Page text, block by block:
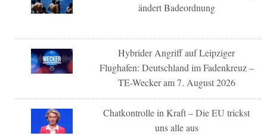
ändert Badeordnung
Hybrider Angriff auf Leipziger
Flughafen: Deutschland im Fadenkreuz –
TE-Wecker am 7. August 2026
Chatkontrolle in Kraft – Die EU trickst
uns alle aus